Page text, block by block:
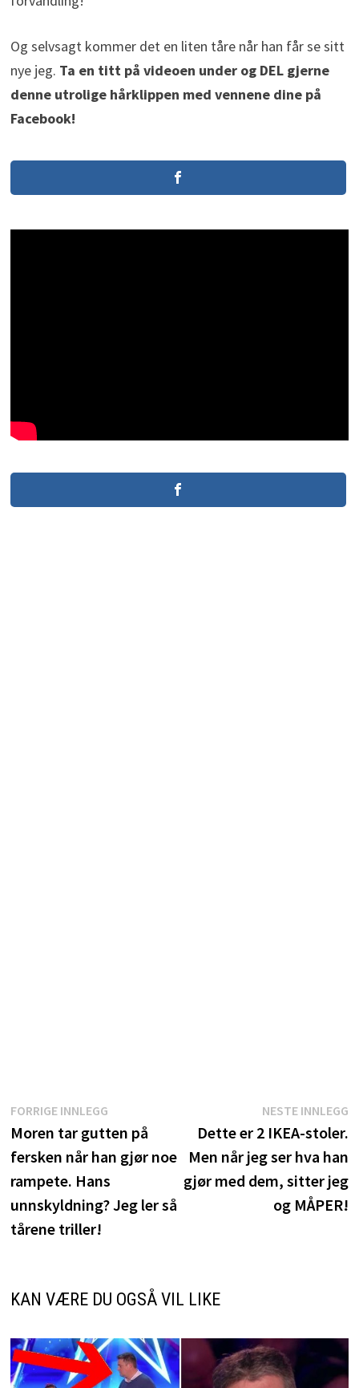
Og selvsagt kommer det en liten tåre når han får se sitt
nye jeg. Ta en titt på videoen under og DEL gjerne
denne utrolige hårklippen med vennene dine på
Facebook!
Innleggsnavigasjon
FORRIGE INNLEGGForrige
innlegg:
Moren tar gutten på
fersken når han gjør noe
rampete. Hans
unnskyldning? Jeg ler så
tårene triller!
NESTE INNLEGG
Dette er 2 IKEA-stoler.
Men når jeg ser hva han
gjør med dem, sitter jeg
og MÅPER!
KAN VÆRE DU OGSÅ VIL LIKE